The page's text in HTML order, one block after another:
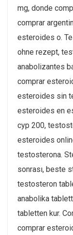
mg, donde
comprar
esteroides o.
ohne rezept,
anabolizantes
comprar
esteroides sin
esteroides en
cyp 200,
esteroides
testosterona.
sonrası, beste
testosteron
anabolika
tabletten kur.
comprar